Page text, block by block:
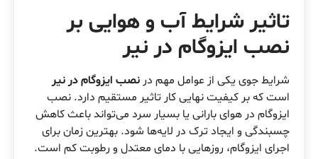
تاثیر شرایط آب و هوایی بر
نصب ایزوگام در نیر
شرایط جوی یکی از عوامل مهم در نصب ایزوگام در نیر
است که بر کیفیت نهایی کار تاثیر مستقیم دارد. نصب
ایزوگام در هوای بارانی یا بسیار سرد می‌تواند باعث کاهش
چسبندگی و ایجاد ترک در لایه‌ها شود. بهترین زمان برای
اجرای ایزوگام، روزهایی با دمای معتدل و رطوبت کم است.